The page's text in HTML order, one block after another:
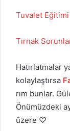
Tuvalet
Tırnak
Hatırlatmalar
kolaylaştırsa
rım bunlar.
Önümüzdeki
üzere ♡